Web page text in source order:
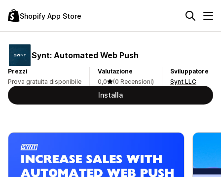
Shopify App Store
Synt: Automated Web Push
Prezzi
Prova gratuita disponibile
Valutazione
0,0
(0 Recensioni)
Sviluppatore
Synt LLC
Installa